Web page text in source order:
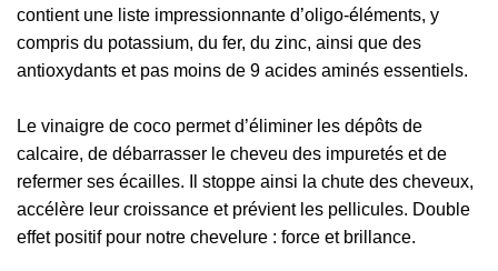
contient une liste impressionnante d’oligo-éléments, y
compris du potassium, du fer, du zinc, ainsi que des
antioxydants et pas moins de 9 acides aminés essentiels.
Le vinaigre de coco permet d’éliminer les dépôts de
calcaire, de débarrasser le cheveu des impuretés et de
refermer ses écailles. Il stoppe ainsi la chute des cheveux,
accélère leur croissance et prévient les pellicules. Double
effet positif pour notre chevelure : force et brillance.